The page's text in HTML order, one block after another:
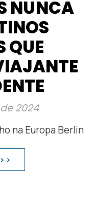
NUNCA
QUE
2024